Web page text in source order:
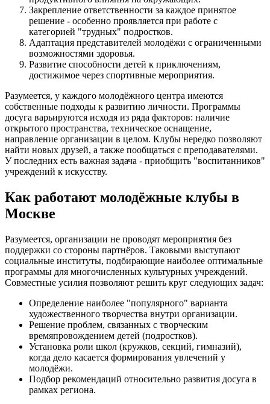
Закрепление ответственности за каждое принятое
решение - особенно проявляется при работе с
категорией "трудных" подростков.
Адаптация представителей молодёжи с ограниченными
возможностями здоровья.
Развитие способности детей к приключениям,
достижимое через спортивные мероприятия.
Разумеется, у каждого молодёжного центра имеются
собственные подходы к развитию личности. Программы
досуга варьируются исходя из ряда факторов: наличие
открытого пространства, техническое оснащение,
направление организации в целом. Клубы нередко позволяют
найти новых друзей, а также пообщаться с преподавателями.
У последних есть важная задача - приобщить "воспитанников"
учреждений к искусству.
Как работают молодёжные клубы в
Москве
Разумеется, организации не проводят мероприятия без
поддержки со стороны партнёров. Таковыми выступают
социальные институты, подбирающие наиболее оптимальные
программы для многочисленных культурных учреждений.
Совместные усилия позволяют решить круг следующих задач:
Определение наиболее "популярного" варианта
художественного творчества внутри организации.
Решение проблем, связанных с творческим
времяпровождением детей (подростков).
Установка роли школ (кружков, секций, гимназий),
когда дело касается формирования увлечений у
молодёжи.
Подбор рекомендаций относительно развития досуга в
рамках региона.